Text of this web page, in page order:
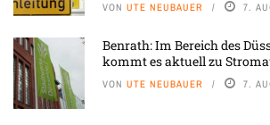
VON UTE NEUBAUER 7.
Benrath: Im Bereich des
kommt es aktuell zu
VON UTE NEUBAUER 7.